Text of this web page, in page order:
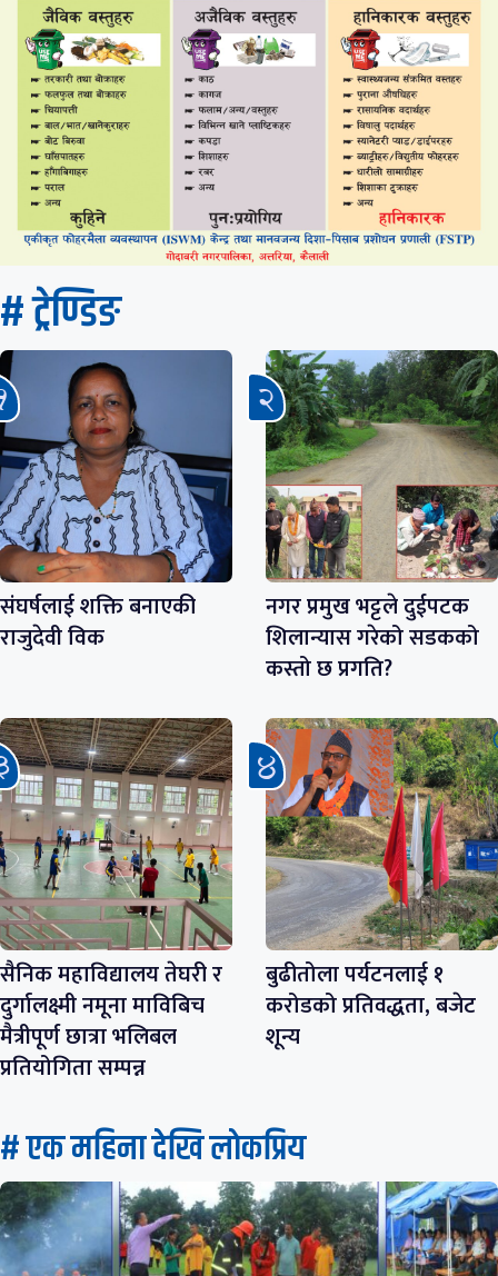
# ट्रेण्डिङ
संघर्षलाई शक्ति बनाएकी
राजुदेवी विक
नगर प्रमुख भट्टले दुईपटक
शिलान्यास गरेको सडकको
कस्तो छ प्रगति?
सैनिक महाविद्यालय तेघरी र
दुर्गालक्ष्मी नमूना माविबिच
मैत्रीपूर्ण छात्रा भलिबल
प्रतियोगिता सम्पन्न
बुढीतोला पर्यटनलाई १
करोडको प्रतिवद्धता, बजेट
शून्य
# एक महिना देखि लाेकप्रिय